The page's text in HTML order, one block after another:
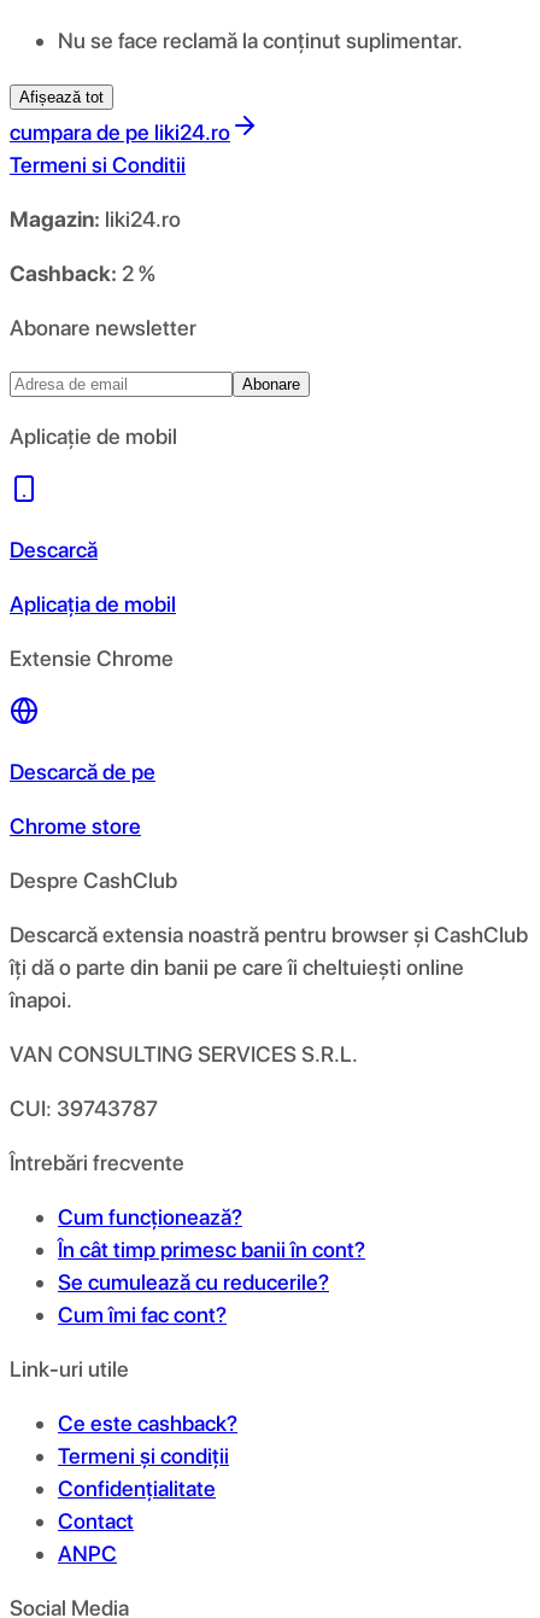
Nu se face reclamă la conținut suplimentar.
Afișează tot
cumpara de pe liki24.ro
Termeni si Conditii
Magazin: liki24.ro
Cashback: 2 %
Abonare newsletter
Abonare
Aplicație de mobil
Descarcă
Aplicația de mobil
Extensie Chrome
Descarcă de pe
Chrome store
Despre CashClub
Descarcă extensia noastră pentru browser și CashClub
îți dă o parte din banii pe care îi cheltuiești online
înapoi.
VAN CONSULTING SERVICES S.R.L.
CUI: 39743787
Întrebări frecvente
Cum funcționează?
În cât timp primesc banii în cont?
Se cumulează cu reducerile?
Cum îmi fac cont?
Link-uri utile
Ce este cashback?
Termeni și condiții
Confidențialitate
Contact
ANPC
Social Media